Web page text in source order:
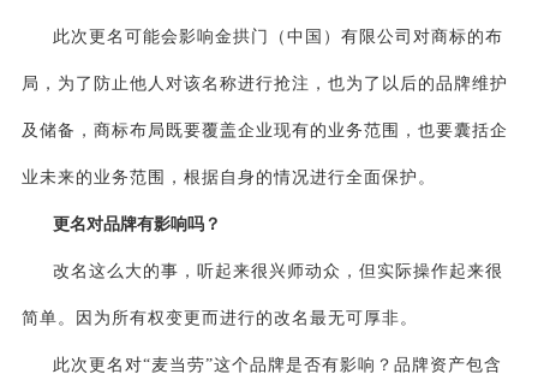
此次更名可能会影响金拱门（中国）有限公司对商标的布
局，为了防止他人对该名称进行抢注，也为了以后的品牌维护
及储备，商标布局既要覆盖企业现有的业务范围，也要囊括企
业未来的业务范围，根据自身的情况进行全面保护。
更名对品牌有影响吗？
改名这么大的事，听起来很兴师动众，但实际操作起来很
简单。因为所有权变更而进行的改名最无可厚非。
此次更名对“麦当劳”这个品牌是否有影响？品牌资产包含